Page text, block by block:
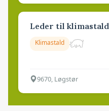
Leder til klimastald
Klimastald
9670, Løgstør